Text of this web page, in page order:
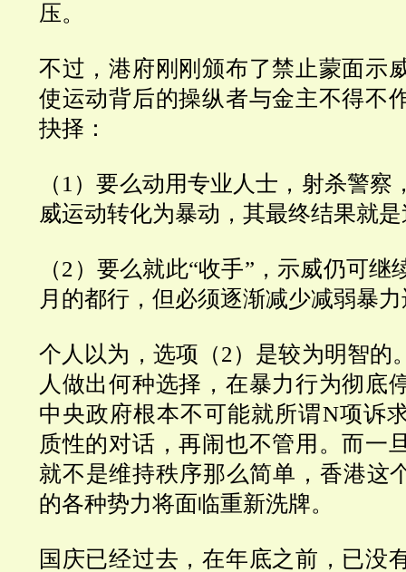
压。
不过，港府刚刚颁布了禁止蒙面示
使运动背后的操纵者与金主不得不
抉择：
（ 1 ）要么动用专业人士，射杀警察
威运动转化为暴动，其最终结果就
（2 ）要么就此“收手” ，示威仍可继
月的都行，但必须逐渐减少减弱暴
个人以为，选项（2）是较为明智的
人做出何种选择，在暴力行为彻底
中央政府根本不可能就所谓N项诉
质性的对话，再闹也不管用。而一
就不是维持秩序那么简单，香港这
的各种势力将面临重新洗牌。
国庆已经过去，在年底之前，已没